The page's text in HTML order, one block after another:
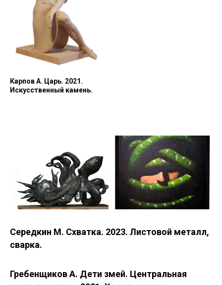
Карпов А. Царь. 2021.
Искусственный камень.
Середкин М. Схватка. 2023. Листовой металл,
сварка.
Гребенщиков А. Дети змей. Центральная